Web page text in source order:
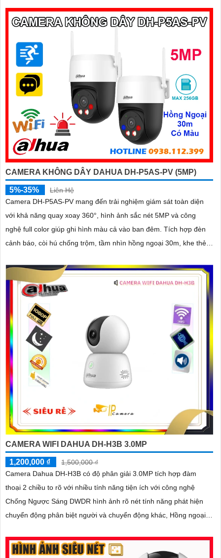
CAMERA KHÔNG DÂY DAHUA DH-P5AS-PV (5MP)
5%-35%
Liên Hệ
Camera DH-P5AS-PV mang đến trải nghiệm giám sát toàn diện
với khả năng quay xoay 360°, hình ảnh sắc nét 5MP và công
nghệ full color giúp ghi hình màu cả vào ban đêm. Tích hợp đèn
cảnh báo, còi hú chống trộm, tầm nhìn hồng ngoại 30m, khe thẻ
ổn định trong mọi điều kiện
CAMERA WIFI DAHUA DH-H3B 3.0MP
1,200,000 ₫
1,500,000 ₫
Camera Dahua DH-H3B có độ phân giải 3.0MP tích hợp đàm
thoại 2 chiều to rõ với nhiều tính năng tiện ích với công nghệ
Chống Ngược Sáng DWDR hình ảnh rõ nét tính năng phát hiện
chuyển động phân biệt người và chuyển động khác, Hồng ngoại